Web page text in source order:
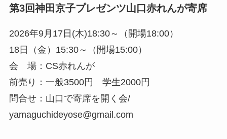
第3回神田京子プレゼンツ山口赤れんが寄席
2026年9月17日(木)18:30～（開場18:00）
18日（金）15:30～（開場15:00）
会 場：CS赤れんが
前売り：一般3500円 学生2000円
問合せ：山口で寄席を開く会/
yamaguchideyose@gmail.com